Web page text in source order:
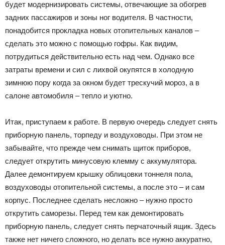
будет модернизировать системы, отвечающие за обогрев
задних пассажиров и зоны ног водителя. В частности,
понадобится прокладка новых отопительных каналов –
сделать это можно с помощью гофры. Как видим,
потрудиться действительно есть над чем. Однако все
затраты времени и сил с лихвой окупятся в холодную
зимнюю пору когда за окном будет трескучий мороз, а в
салоне автомобиля – тепло и уютно.
Итак, приступаем к работе. В первую очередь следует снять
приборную панель, торпеду и воздуховоды. При этом не
забывайте, что прежде чем снимать щиток приборов,
следует открутить минусовую клемму с аккумулятора.
Далее демонтируем крышку облицовки тоннеля пола,
воздуховоды отопительной системы, а после это – и сам
корпус. Последнее сделать несложно – нужно просто
открутить саморезы. Перед тем как демонтировать
приборную панель, следует снять перчаточный ящик. Здесь
также нет ничего сложного, но делать все нужно аккуратно,